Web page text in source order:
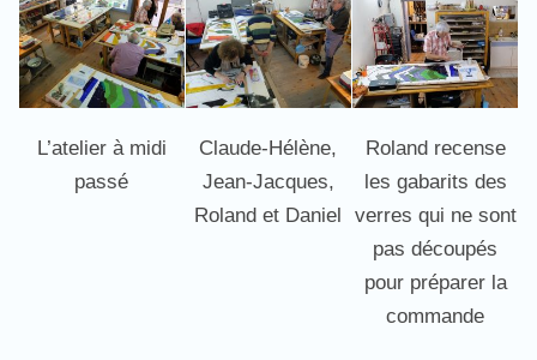
L’atelier à midi
passé
Claude-Hélène,
Jean-Jacques,
Roland et Daniel
Roland recense
les gabarits des
verres qui ne sont
pas découpés
pour préparer la
commande